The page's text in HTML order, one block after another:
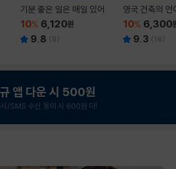
기분 좋은 일은 매일 있어
10% 6,120원
9.8 (9)
영국 건축의 언
10% 6,300
9.3 (16)
앱 다운 시 500원
시/SMS 수신 동의 시 600원 더!